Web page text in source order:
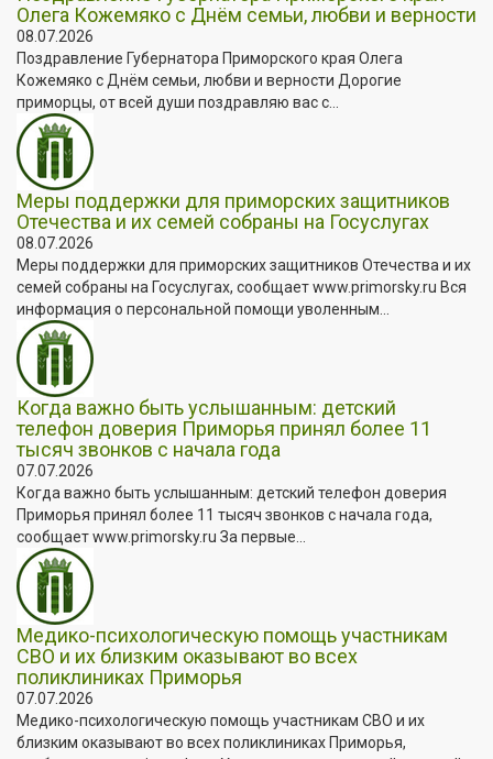
Олега Кожемяко с Днём семьи, любви и верности
08.07.2026
Поздравление Губернатора Приморского края Олега
Кожемяко с Днём семьи, любви и верности Дорогие
приморцы, от всей души поздравляю вас с...
Меры поддержки для приморских защитников
Отечества и их семей собраны на Госуслугах
08.07.2026
Меры поддержки для приморских защитников Отечества и их
семей собраны на Госуслугах, сообщает www.primorsky.ru Вся
информация о персональной помощи уволенным...
Когда важно быть услышанным: детский
телефон доверия Приморья принял более 11
тысяч звонков с начала года
07.07.2026
Когда важно быть услышанным: детский телефон доверия
Приморья принял более 11 тысяч звонков с начала года,
сообщает www.primorsky.ru За первые...
Медико-психологическую помощь участникам
СВО и их близким оказывают во всех
поликлиниках Приморья
07.07.2026
Медико-психологическую помощь участникам СВО и их
близким оказывают во всех поликлиниках Приморья,